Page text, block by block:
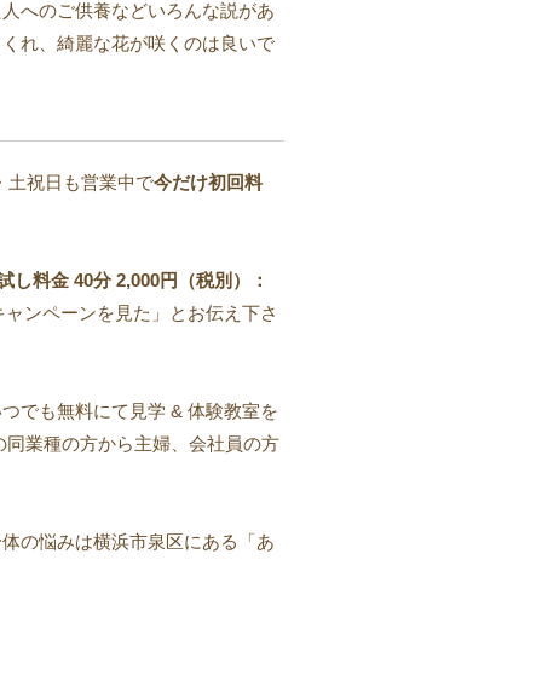
へのご供養などいろんな説があ
れ、綺麗な花が咲くのは良いで
土祝日も営業中で今だけ初回料
料金 40分 2,000円（税別）：
ンペーンを見た」とお伝え下さ
でも無料にて見学 & 体験教室を
業種の方から主婦、会社員の方
の悩みは横浜市泉区にある「あ